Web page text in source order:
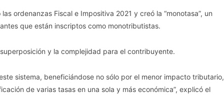
ordenanzas Fiscal e Impositiva 2021 y creó la “monotasa”, un
que están inscriptos como monotributistas.
y la complejidad para el contribuyente.
sistema, beneficiándose no sólo por el menor impacto tributario,
de varias tasas en una sola y más económica”, explicó el